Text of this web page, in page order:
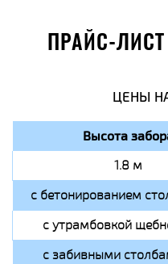
ПРАЙС-
ЦЕНЫ
Высота
1.8 м
с бетонированием
с утрамбовкой
с забивными